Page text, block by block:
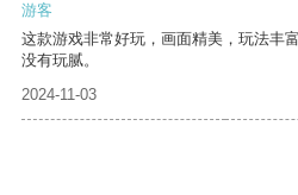
游客
这款游戏非常好玩，画面精美，玩法丰
没有玩腻。
2024-11-03